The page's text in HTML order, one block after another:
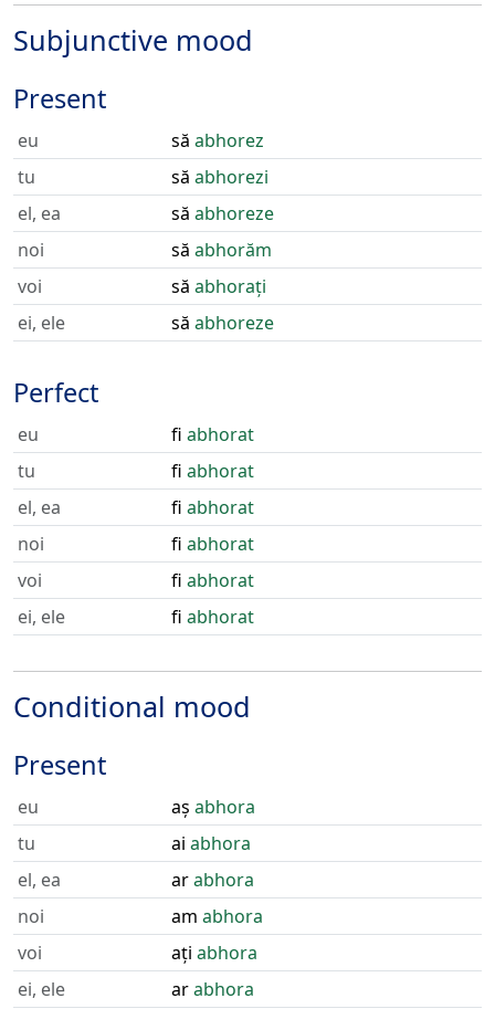
Subjunctive mood
Present
eu să abhorez
tu
să abhorezi
el, ea
să abhoreze
noi
să abhorăm
voi
să abhorați
ei, ele
să abhoreze
Perfect
eu fi abhorat
tu
fi abhorat
el, ea
fi abhorat
noi
fi abhorat
voi
fi abhorat
ei, ele
fi abhorat
Conditional mood
Present
eu aș abhora
tu
ai abhora
el, ea
arabhora
noi
am abhora
voi
ați abhora
ei, ele
arabhora